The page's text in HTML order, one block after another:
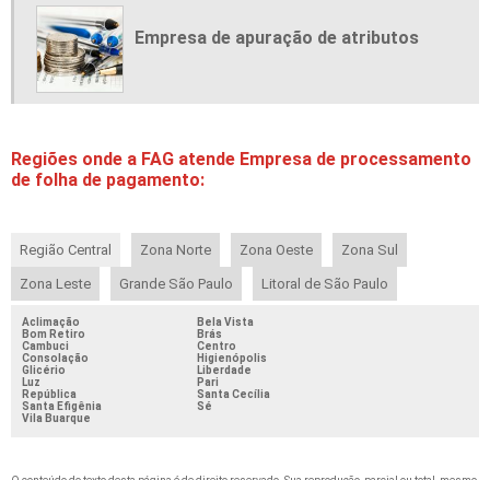
SERVIÇOS CONTÁBEIS EM SÃO PAULO
SERVIÇOS DE CONTABILIDADE EM GERAL
TERCEIRIZAÇÃO CONTABIL
TERCEIRIZAÇÃO DE SERVIÇOS CONTABILIDADE
Empresa de apuração de atributos
Regiões onde a FAG atende Empresa de processamento
de folha de pagamento:
Região Central Zona Norte Zona Oeste Zona Sul
Zona Leste Grande São Paulo Litoral de São Paulo
Aclimação
Bela Vista
Bom Retiro
Brás
Cambuci
Centro
Consolação
Higienópolis
Glicério
Liberdade
Luz
Pari
República
Santa Cecília
Santa Efigênia
Sé
Vila Buarque